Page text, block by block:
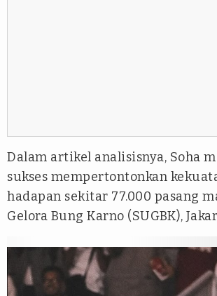
Dalam artikel analisisnya, Soha
sukses mempertontonkan
hadapan sekitar 77.000 pasang
Gelora Bung Karno (SUGBK),